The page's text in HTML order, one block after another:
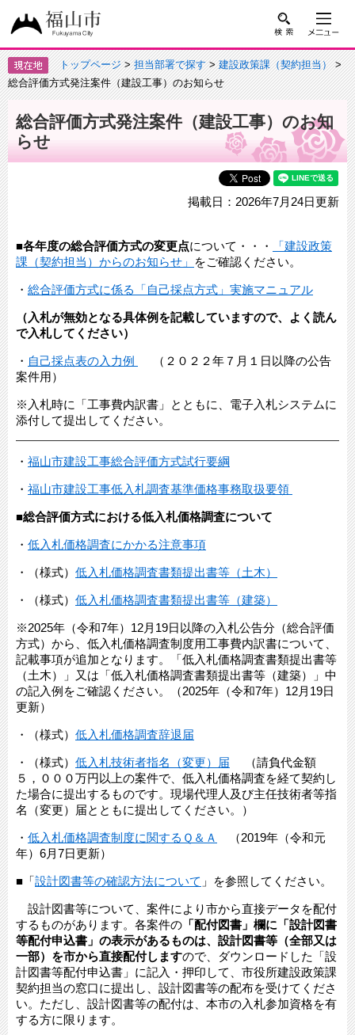
トップページ>担当部署で探す>建設政策課（契約担当）>
総合評価方式発注案件（建設工事）のお知らせ
総合評価方式発注案件（建設工事）のお知
らせ
掲載日：2026年7月24日更新
■各年度の総合評価方式の変更点について・・・
「建設政策
課（契約担当）からのお知らせ」
をご確認ください。
・ 総合評価方式に係る「自己採点方式」実施マニュアル
（入札が無効となる具体例を記載していますので、よく読ん
で入札してください）
・ 自己採点表の入力例
（２０２２年７月１日以降の公告
案件用）
※入札時に「工事費内訳書」とともに、電子入札システムに
添付して提出してください。
・ 福山市建設工事総合評価方式試行要綱
・ 福山市建設工事低入札調査基準価格事務取扱要領
■総合評価方式における低入札価格調査について
・ 低入札価格調査にかかる注意事項
​​・（様式） 低入札価格調査書類提出書等（土木）
・（様式） 低入札価格調査書類提出書等（建築）
※2025年（令和7年）12月19日以降の入札公告分（総合評価
方式）から、低入札価格調査制度用工事費内訳書について、
記載事項が追加となります。「低入札価格調査書類提出書等
（土木）」又は「低入札価格調査書類提出書等（建築）」中
の記入例をご確認ください。（2025年（令和7年）12月19日
更新）​
・（様式） 低入札価格調査辞退届
・（様式） 低入札技術者指名（変更）届 （請負代金額
５，０００万円以上の案件で、低入札価格調査を経て契約し
た場合に提出するものです。現場代理人及び主任技術者等指
名（変更）届とともに提出してください。）
・ 低入札価格調査制度に関するＱ＆Ａ
（2019年（令和元
年）6月7日更新）
■「設計図書等の確認方法について 」を参照してください。
設計図書等について、案件により市から直接データを配付
するものがあります。各案件の 「配付図書」欄に「設計図書
等配付申込書」の表示があるものは、設計図書等（全部又は
一部）を市から直接配付しますので、ダウンロードした「設
計図書等配付申込書」に記入・押印して、市役所建設政策課
契約担当の窓口に提出し、設計図書等の配布を受けてくださ
い。ただし、設計図書等の配付は、本市の入札参加資格を有
する方に限ります。